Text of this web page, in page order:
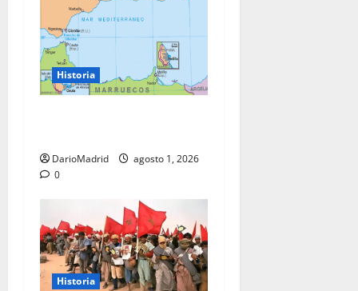
Historia
DarioMadrid
agosto 1, 2026
0
Historia